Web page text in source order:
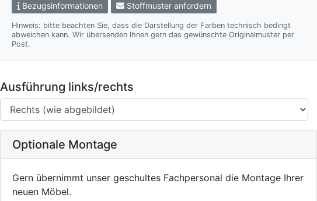
Bezugsinformationen Stoffmuster anfordern
Hinweis: bitte beachten Sie, dass die Darstellung der Farben technisch bedingt
abweichen kann. Wir übersenden Ihnen gern das gewünschte Originalmuster per
Post.
Ausführung links/rechts
Optionale Montage
Gern übernimmt unser geschultes Fachpersonal die Montage Ihrer
neuen Möbel.